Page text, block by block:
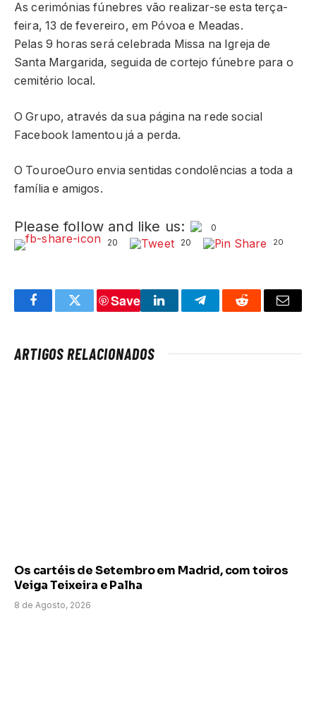
As cerimónias fúnebres vão realizar-se esta terça-
feira, 13 de fevereiro, em Póvoa e Meadas.
Pelas 9 horas será celebrada Missa na Igreja de
Santa Margarida, seguida de cortejo fúnebre para o
cemitério local.
O Grupo, através da sua página na rede social
Facebook lamentou já a perda.
O TouroeOuro envia sentidas condolências a toda a
família e amigos.
Please follow and like us:
0
20
20 20
FacebookTwitter
Save
LinkedInTelegramReddit Email
ARTIGOS RELACIONADOS
Os cartéis de Setembro em Madrid, com toiros
Veiga Teixeira e Palha
8 de Agosto, 2026